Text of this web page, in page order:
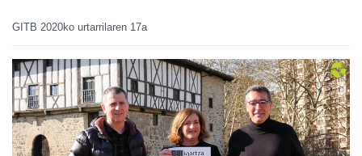
GITB 2020ko urtarrilaren 17a